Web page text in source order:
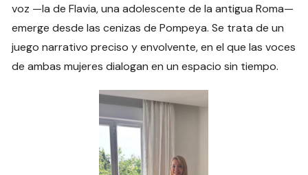
voz —la de Flavia, una adolescente de la antigua Roma—
emerge desde las cenizas de Pompeya. Se trata de un
juego narrativo preciso y envolvente, en el que las voces
de ambas mujeres dialogan en un espacio sin tiempo.